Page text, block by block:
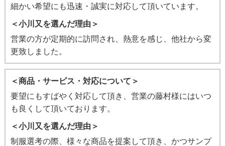
細かい希望にも迅速・誠実に対応して頂いています。
＜小川又を選んだ理由＞
営業の方が定期的に訪問され、熱意を感じ、他社から変
更致しました。
＜商品・サービス・対応について＞
要望にもすばやく対応して頂き、営業の藤村様にはいつ
も良くして頂いております。
＜小川又を選んだ理由＞
制服選考の際、様々な商品を提案して頂き、かつサンプ